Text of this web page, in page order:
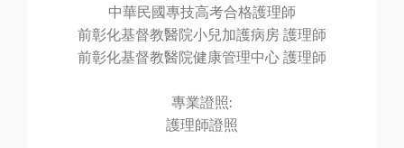
中華民國專技高考合格護理師
前彰化基督教醫院小兒加護病房 護理師
前彰化基督教醫院健康管理中心 護理師
專業證照:
護理師證照